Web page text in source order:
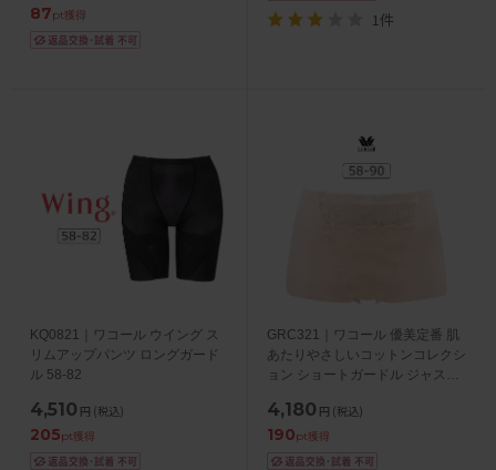
87pt獲得 1件
KQ0821｜ワコール ウイング ス
リムアップパンツ ロングガード
ル 58-82
4,510 円 (税込)
205pt獲得
GRC321｜ワコール 優美定番 肌
あたりやさしいコットンコレクシ
ョン ショートガードル ジャスト
4,180 円 (税込)
190pt獲得